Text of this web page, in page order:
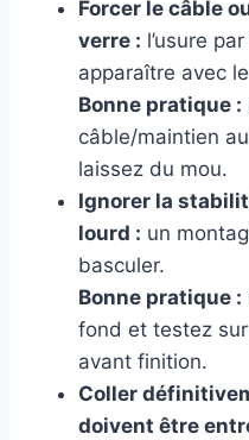
Forcer le câble
verre : l’usure
apparaître avec
Bonne pratique :
câble/maintien
laissez du mou.
Ignorer la
lourd : un
basculer.
Bonne pratique :
fond et testez
avant finition.
Coller
doivent être